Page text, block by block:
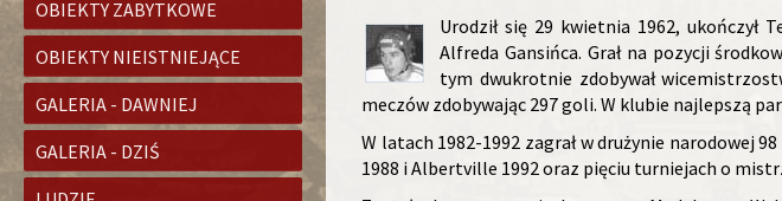
OBIEKTY ZABYTKOWE
OBIEKTY NIEISTNIEJĄCE
GALERIA - DAWNIEJ
GALERIA - DZIŚ
Urodził się 29 kwietnia 1962, ukończył
Alfreda Gansińca. Grał na pozycji
tym dwukrotnie zdobywał
meczów zdobywając 297 goli. W klubie najlepszą
W latach 1982-1992 zagrał w drużynie narodowej
1988 i Albertville 1992 oraz pięciu turniejach o